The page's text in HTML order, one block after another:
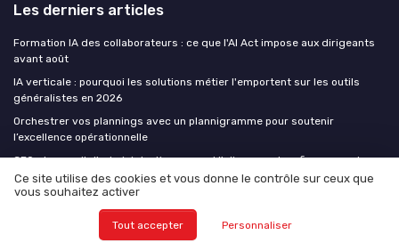
Les derniers articles
Formation IA des collaborateurs : ce que l'AI Act impose aux dirigeants
avant août
IA verticale : pourquoi les solutions métier l'emportent sur les outils
généralistes en 2026
Orchestrer vos plannings avec un plannigramme pour soutenir
l’excellence opérationnelle
CEO et conseil d'administration : quand l'alignement se fissure sur la
stratégie IA
Vitrail et architecture d'intérieur : lumière sur un artisanat d'exception
CEO at WORK !
Ce site utilise des cookies et vous donne le contrôle sur ceux que
vous souhaitez activer
Tout accepter Personnaliser